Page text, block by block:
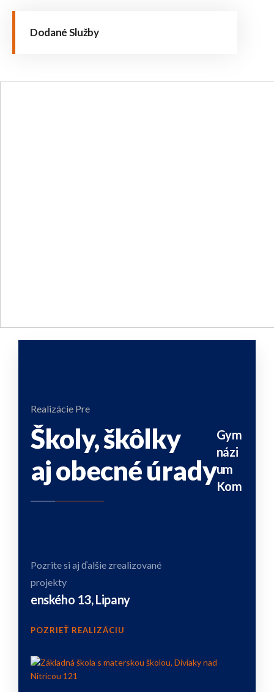
Dodané Služby
Realizácie Pre
Školy, škôlky
aj obecné úrady
Pozrite si aj ďalšie zrealizované
projekty
Gym
názi
um
Kom
enského 13, Lipany
POZRIEŤ REALIZÁCIU